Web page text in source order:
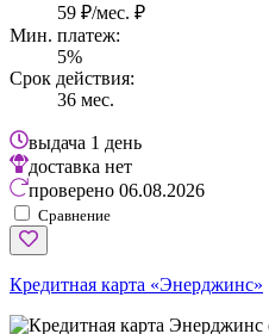
59 ₽/мес. ₽
Мин. платеж:
5%
Срок действия:
36 мес.
выдача 1 день
доставка нет
проверено 06.08.2026
Сравнение
Кредитная карта «Энерджинс»